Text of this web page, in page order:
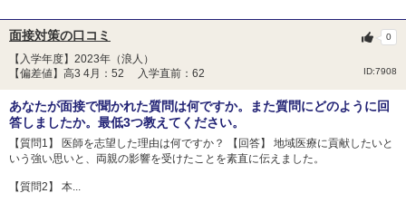
面接対策の口コミ
【入学年度】2023年（浪人）
【偏差値】高3 4月：52 入学直前：62
ID:7908
0
あなたが面接で聞かれた質問は何ですか。また質問にどのように回
答しましたか。最低3つ教えてください。
【質問1】 医師を志望した理由は何ですか？ 【回答】 地域医療に貢献したいと
いう強い思いと、両親の影響を受けたことを素直に伝えました。
【質問2】 本...